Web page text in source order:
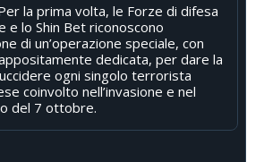
la prima volta, le Forze di difesa
e lo Shin Bet riconoscono
di un’operazione speciale, con
appositamente dedicata, per dare la
ogni singolo terrorista
coinvolto nell’invasione e nel
del 7 ottobre.